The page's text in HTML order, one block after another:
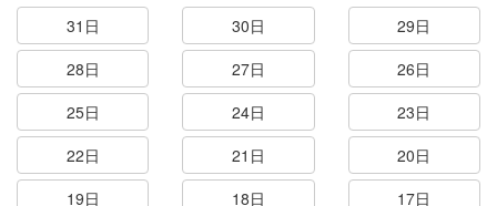
31日 30日
29日
28日
27日
26日
25日
24日
23日
22日
21日
20日
19日
18日
17日